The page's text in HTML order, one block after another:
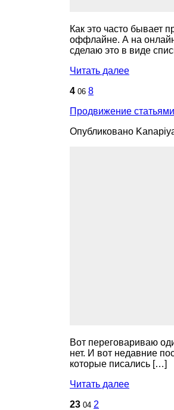
Как это часто бывает
оффлайне. А на онлайн
сделаю это в виде
Читать далее
4 06 8
Продвижение
Опубликовано
Вот переговариваю
нет. И вот недавние
которые писались […]
Читать далее
23 04 2